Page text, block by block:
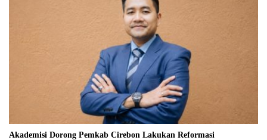
Akademisi Dorong Pemkab Cirebon Lakukan Reformasi